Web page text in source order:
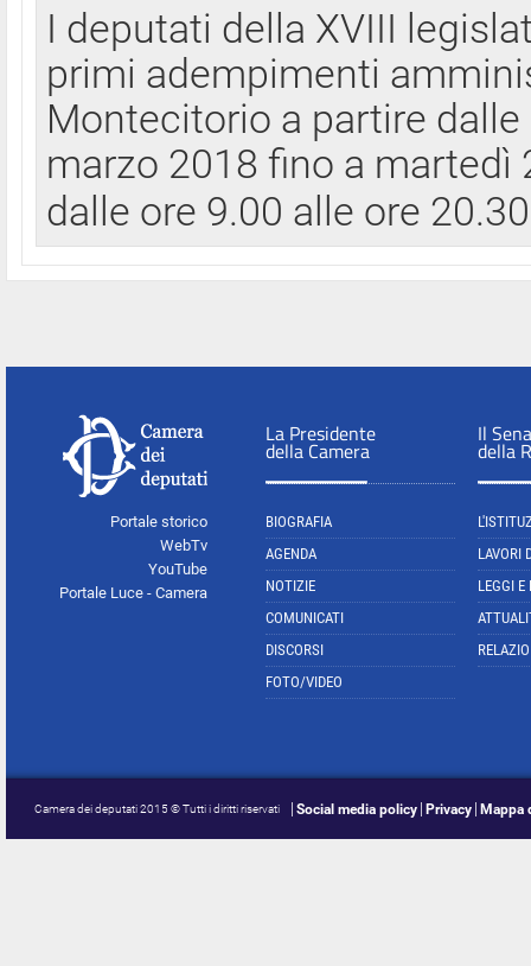
I deputati della XVIII
primi adempimenti
Montecitorio a partire
marzo 2018 fino a
dalle ore 9.00 alle ore
Portale storico
WebTv
YouTube
Portale Luce - Camera
La Presidente
della Camera
BIOGRAFIA
AGENDA
NOTIZIE
COMUNICATI
DISCORSI
FOTO/VIDEO
Il
della
LAVORI
LEGGI E
Camera dei deputati 2015 © Tutti i diritti riservati Social media policy Privacy Mappa